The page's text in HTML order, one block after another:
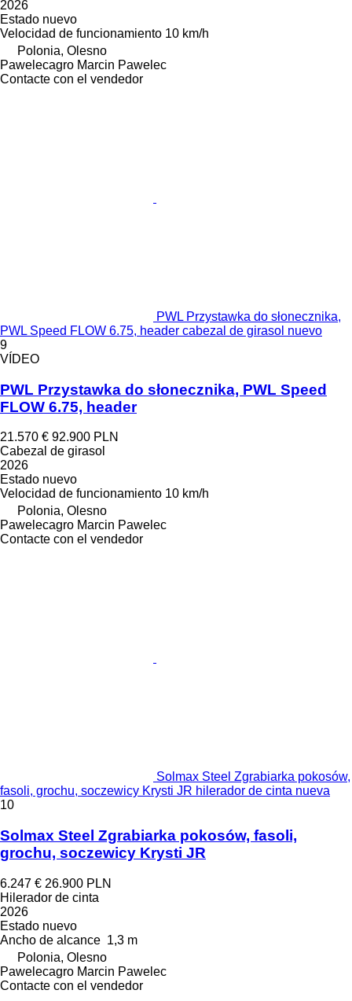
2026
Estado nuevo
Velocidad de funcionamiento 10 km/h
Polonia, Olesno
Pawelecagro Marcin Pawelec
Contacte con el vendedor
PWL Przystawka do słonecznika,
PWL Speed FLOW 6.75, header cabezal de girasol nuevo
9
VÍDEO
PWL Przystawka do słonecznika, PWL Speed
FLOW 6.75, header
21.570 € 92.900 PLN
Cabezal de girasol
2026
Estado nuevo
Velocidad de funcionamiento 10 km/h
Polonia, Olesno
Pawelecagro Marcin Pawelec
Contacte con el vendedor
Solmax Steel Zgrabiarka pokosów,
fasoli, grochu, soczewicy Krysti JR hilerador de cinta nueva
10
Solmax Steel Zgrabiarka pokosów, fasoli,
grochu, soczewicy Krysti JR
6.247 € 26.900 PLN
Hilerador de cinta
2026
Estado nuevo
Ancho de alcance 1,3 m
Polonia, Olesno
Pawelecagro Marcin Pawelec
Contacte con el vendedor